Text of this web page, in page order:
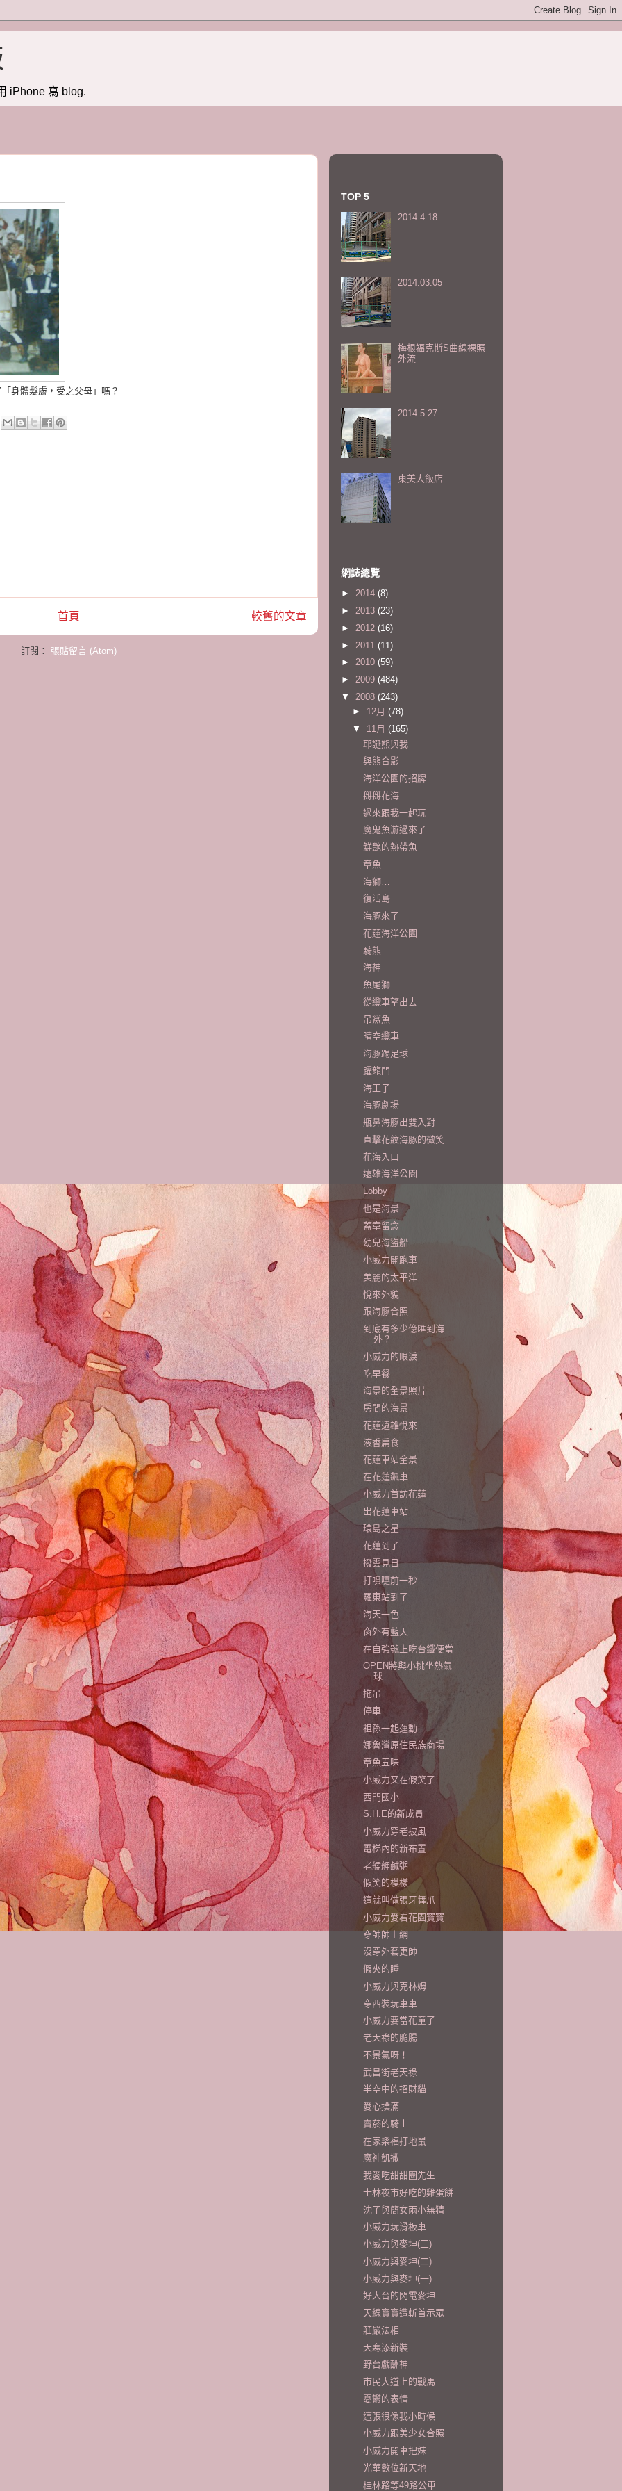
iPhone 寫 blog.
身體髮膚，受之父母」嗎？
較舊的文章
首頁
訂閱： 張貼留言 (Atom)
TOP 5
2014.4.18
2014.03.05
梅根福克斯S曲線裸照
外流
2014.5.27
東美大飯店
網誌總覽
► 2014 (8)
► 2013 (23)
► 2012 (16)
► 2011 (11)
► 2010 (59)
► 2009 (484)
▼ 2008 (243)
► 12月 (78)
▼ 11月 (165)
耶誕熊與我
與熊合影
海洋公園的招牌
掰掰花海
過來跟我一起玩
魔鬼魚游過來了
鮮艷的熱帶魚
章魚
海獅…
復活島
海豚來了
花蓮海洋公園
騎熊
海神
魚尾獅
從纜車望出去
吊鯊魚
晴空纜車
海豚踢足球
躍龍門
海王子
海豚劇場
瓶鼻海豚出雙入對
直擊花紋海豚的微笑
花海入口
遠雄海洋公園
Lobby
也是海景
蓋章留念
幼兒海盜船
小威力開跑車
美麗的太平洋
悅來外貌
跟海豚合照
到底有多少億匯到海
外？
小威力的眼淚
吃早餐
海景的全景照片
房間的海景
花蓮遠雄悅來
液香扁食
花蓮車站全景
在花蓮飆車
小威力首訪花蓮
出花蓮車站
環島之星
花蓮到了
撥雲見日
打噴嚏前一秒
羅東站到了
海天一色
窗外有藍天
在自強號上吃台鐵便當
OPEN將與小桃坐熱氣
球
拖吊
停車
祖孫一起運動
娜魯灣原住民族商場
章魚五味
小威力又在假笑了
西門國小
S.H.E的新成員
小威力穿老披風
電梯內的新布置
老艋舺鹹粥
假笑的模樣
這就叫做張牙舞爪
小威力愛看花園寶寶
穿帥帥上網
沒穿外套更帥
假夾的睡
小威力與克林姆
穿西裝玩車車
小威力要當花童了
老天祿的脆腸
不景氣呀！
武昌街老天祿
半空中的招財貓
愛心撲滿
賣菸的騎士
在家樂福打地鼠
魔神凱撒
我愛吃甜甜圈先生
士林夜市好吃的雞蛋餅
沈子與簡女兩小無猜
小威力玩滑板車
小威力與麥坤(三)
小威力與麥坤(二)
小威力與麥坤(一)
好大台的閃電麥坤
天線寶寶遭斬首示眾
莊嚴法相
天寒添新裝
野台戲酬神
市民大道上的戰馬
憂鬱的表情
這張很像我小時候
小威力跟美少女合照
小威力開車把妹
光華數位新天地
桂林路等49路公車